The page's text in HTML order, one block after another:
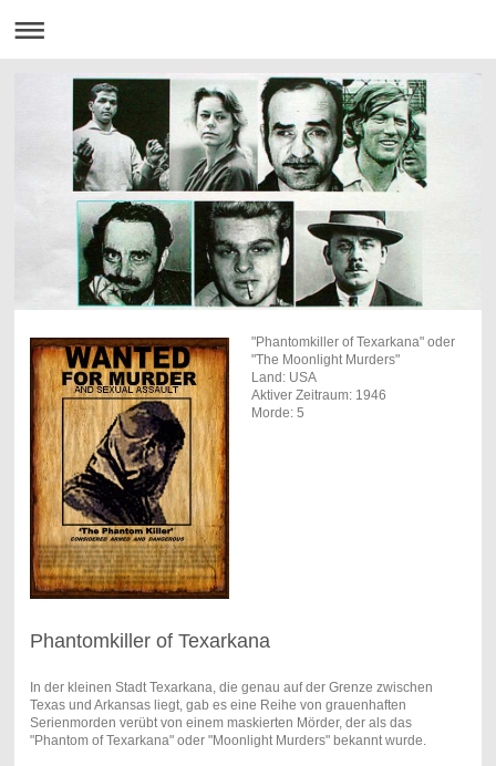
"Phantomkiller of Texarkana" oder
"The Moonlight Murders"
Land: USA
Aktiver Zeitraum: 1946
Morde: 5
Phantomkiller of Texarkana
In der kleinen Stadt Texarkana, die genau auf der Grenze zwischen
Texas und Arkansas liegt, gab es eine Reihe von grauenhaften
Serienmorden verübt von einem maskierten Mörder, der als das
"Phantom of Texarkana" oder "Moonlight Murders" bekannt wurde.